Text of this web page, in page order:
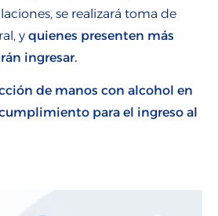
se realizará toma de
y quienes presenten más
ingresar.
de manos con alcohol en
para el ingreso al